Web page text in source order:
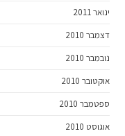
ינואר 2011
דצמבר 2010
נובמבר 2010
אוקטובר 2010
ספטמבר 2010
אוגוסט 2010